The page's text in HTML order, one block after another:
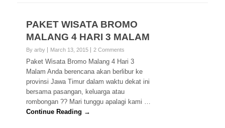
PAKET WISATA BROMO
MALANG 4 HARI 3 MALAM
By arby March 13, 2015 2 Comments
Paket Wisata Bromo Malang 4 Hari 3
Malam Anda berencana akan berlibur ke
provinsi Jawa Timur dalam waktu dekat ini
bersama pasangan, keluarga atau
rombongan ?? Mari tunggu apalagi kami …
Continue Reading →